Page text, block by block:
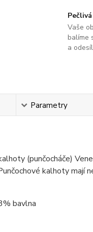
Vaše
balíme
a
Parametry
(punčocháče)
kalhoty
bavlna